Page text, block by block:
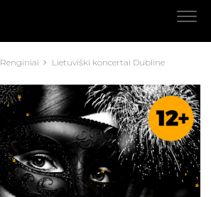
Renginiai Lietuviški koncertai Dubline